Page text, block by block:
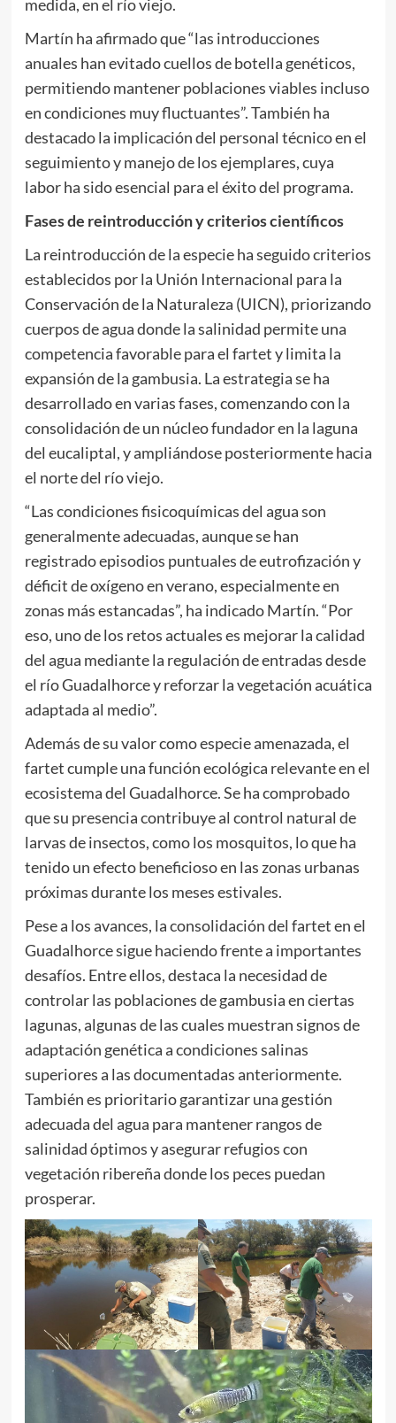
medida, en el río viejo.
Martín ha afirmado que “las introducciones
anuales han evitado cuellos de botella genéticos,
permitiendo mantener poblaciones viables incluso
en condiciones muy fluctuantes”. También ha
destacado la implicación del personal técnico en el
seguimiento y manejo de los ejemplares, cuya
labor ha sido esencial para el éxito del programa.
Fases de reintroducción y criterios científicos
La reintroducción de la especie ha seguido criterios
establecidos por la Unión Internacional para la
Conservación de la Naturaleza (UICN), priorizando
cuerpos de agua donde la salinidad permite una
competencia favorable para el fartet y limita la
expansión de la gambusia. La estrategia se ha
desarrollado en varias fases, comenzando con la
consolidación de un núcleo fundador en la laguna
del eucaliptal, y ampliándose posteriormente hacia
el norte del río viejo.
“Las condiciones fisicoquímicas del agua son
generalmente adecuadas, aunque se han
registrado episodios puntuales de eutrofización y
déficit de oxígeno en verano, especialmente en
zonas más estancadas”, ha indicado Martín. “Por
eso, uno de los retos actuales es mejorar la calidad
del agua mediante la regulación de entradas desde
el río Guadalhorce y reforzar la vegetación acuática
adaptada al medio”.
Además de su valor como especie amenazada, el
fartet cumple una función ecológica relevante en el
ecosistema del Guadalhorce. Se ha comprobado
que su presencia contribuye al control natural de
larvas de insectos, como los mosquitos, lo que ha
tenido un efecto beneficioso en las zonas urbanas
próximas durante los meses estivales.
Pese a los avances, la consolidación del fartet en el
Guadalhorce sigue haciendo frente a importantes
desafíos. Entre ellos, destaca la necesidad de
controlar las poblaciones de gambusia en ciertas
lagunas, algunas de las cuales muestran signos de
adaptación genética a condiciones salinas
superiores a las documentadas anteriormente.
También es prioritario garantizar una gestión
adecuada del agua para mantener rangos de
salinidad óptimos y asegurar refugios con
vegetación ribereña donde los peces puedan
prosperar.